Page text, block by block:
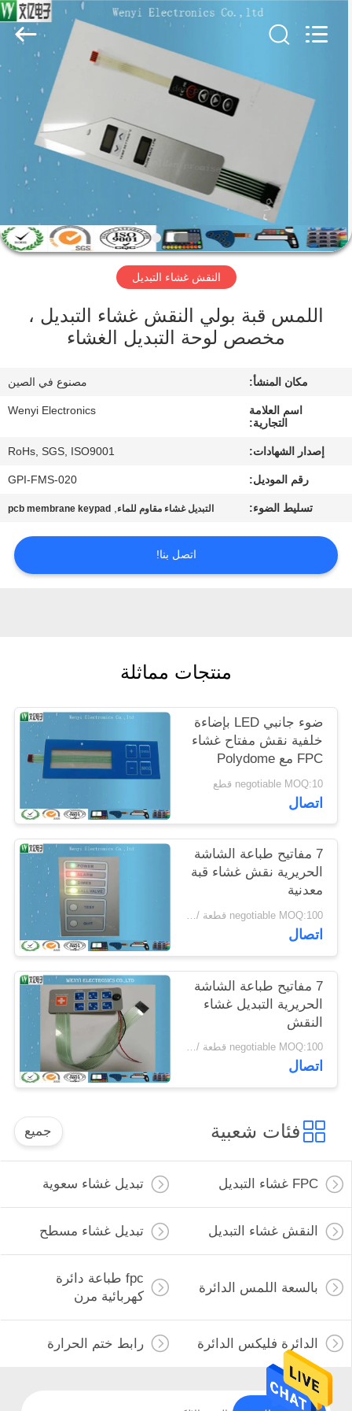
الصفحة
الرئيسية
منتجات
معلومات
عنا
مراقبة
الجودة
اطلب
اقتباس
POLICY
Technology
النقش غشاء التبديل
اللمس قبة بولي النقش غشاء التبديل ،
مخصص لوحة التبديل الغشاء
مكان المنشأ: مصنوع في الصين
اسم العلامة
التجارية:
Wenyi Electronics
إصدار الشهادات: RoHs, SGS, ISO9001
رقم الموديل: GPI-FMS-020
تسليط الضوء: التبديل غشاء مقاوم للماء,
pcb membrane keypad
اتصل بنا!
منتجات مماثلة
ضوء جانبي LED بإضاءة
خلفية نقش مفتاح غشاء
FPC مع Polydome
negotiable MOQ:10 قطع
اتصال
7 مفاتيح طباعة الشاشة
الحريرية نقش غشاء قبة
معدنية
negotiable MOQ:100 قطعة / الوحدة
اتصال
7 مفاتيح طباعة الشاشة
الحريرية التبديل غشاء
النقش
negotiable MOQ:100 قطعة / الوحدة
اتصال
فئات شعبية جميع
FPC غشاء التبديل تبديل غشاء سعوية
النقش غشاء التبديل تبديل غشاء مسطح
بالسعة اللمس الدائرة
fpc طباعة دائرة
كهربائية مرن
الدائرة فليكس الدائرة رابط ختم الحرارة